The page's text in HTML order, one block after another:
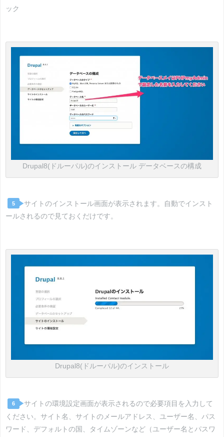
ック
Drupal8(ドルーパル)のインストール データベースの構成
5
サイトのインストール画面が表示されます。自動でインスト
ールされるので見ておくだけです。
Drupal8(ドルーパル)のインストール
6
サイトの環境設定画面が表示されるので必要項目を入力して
ください。サイト名、サイトのメールアドレス、ユーザー名、パス
ワード、デフォルトの国、タイムゾーンなど（ユーザー名とパスワ